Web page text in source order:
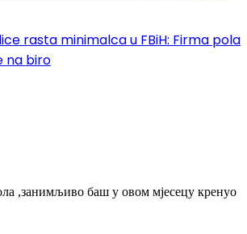
rasta minimalca u FBiH: Firma pola
na biro
,занимљиво баш у овом мјесецу кренуо